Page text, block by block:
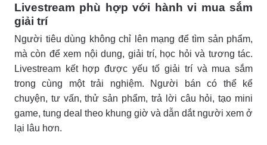
Livestream phù hợp với hành vi mua sắm
giải trí
Người tiêu dùng không chỉ lên mạng để tìm sản phẩm,
mà còn để xem nội dung, giải trí, học hỏi và tương tác.
Livestream kết hợp được yếu tố giải trí và mua sắm
trong cùng một trải nghiệm. Người bán có thể kể
chuyện, tư vấn, thử sản phẩm, trả lời câu hỏi, tạo mini
game, tung deal theo khung giờ và dẫn dắt người xem ở
lại lâu hơn.